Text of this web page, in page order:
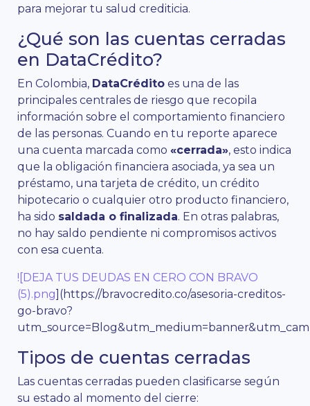
para mejorar tu salud crediticia.
¿Qué son las cuentas cerradas
en DataCrédito?
En Colombia, DataCrédito es una de las
principales centrales de riesgo que recopila
información sobre el comportamiento financiero
de las personas. Cuando en tu reporte aparece
una cuenta marcada como «cerrada», esto indica
que la obligación financiera asociada, ya sea un
préstamo, una tarjeta de crédito, un crédito
hipotecario o cualquier otro producto financiero,
ha sido saldada o finalizada. En otras palabras,
no hay saldo pendiente ni compromisos activos
con esa cuenta.
![DEJA TUS DEUDAS EN CERO CON BRAVO
(5).png ](https://bravocredito.co/asesoria-creditos-
go-bravo?
Tipos de cuentas cerradas
Las cuentas cerradas pueden clasificarse según
su estado al momento del cierre: